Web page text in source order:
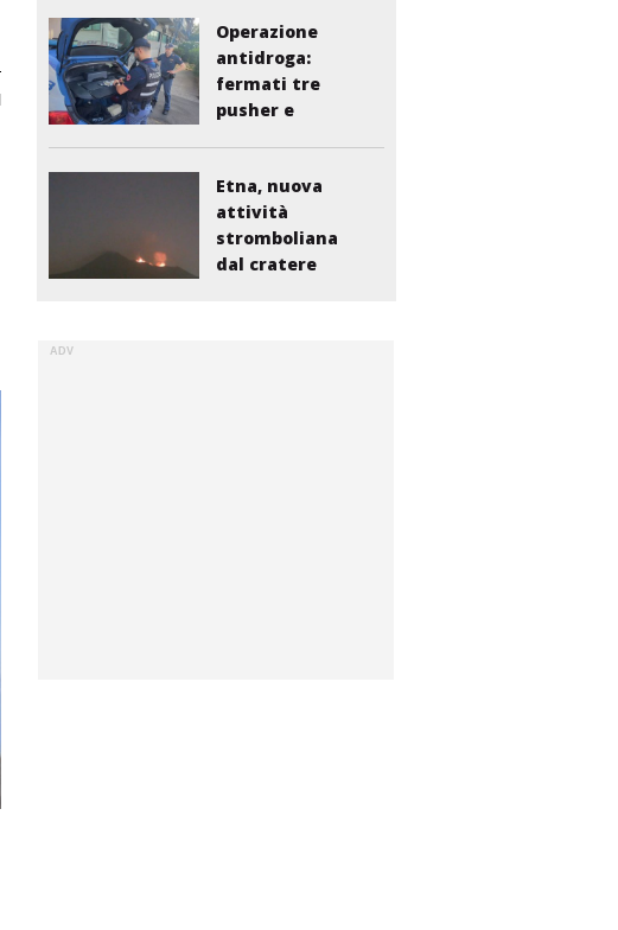
Operazione
antidroga:
fermati tre
pusher e
Etna, nuova
attività
stromboliana
dal cratere